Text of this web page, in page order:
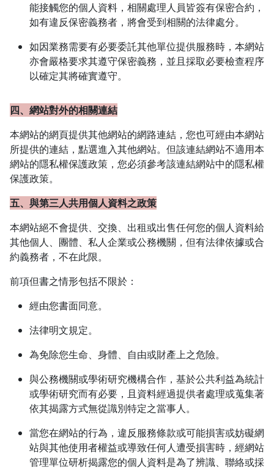
能接觸您的個人資料，相關處理人員皆簽有保密合約，
如有違反保密義務者，將會受到相關的法律處分。
如因業務需要有必要委託其他單位提供服務時，本網站
亦會嚴格要求其遵守保密義務，並且採取必要檢查程序
以確定其將確實遵守。
四、網站對外的相關連結
本網站的網頁提供其他網站的網路連結，您也可經由本網站
所提供的連結，點選進入其他網站。但該連結網站不適用本
網站的隱私權保護政策，您必須參考該連結網站中的隱私權
保護政策。
五、與第三人共用個人資料之政策
本網站絕不會提供、交換、出租或出售任何您的個人資料給
其他個人、團體、私人企業或公務機關，但有法律依據或合
約義務者，不在此限。
前項但書之情形包括不限於：
經由您書面同意。
法律明文規定。
為免除您生命、身體、自由或財產上之危險。
與公務機關或學術研究機構合作，基於公共利益為統計
或學術研究而有必要，且資料經過提供者處理或蒐集著
依其揭露方式無從識別特定之當事人。
當您在網站的行為，違反服務條款或可能損害或妨礙網
站與其他使用者權益或導致任何人遭受損害時，經網站
管理單位研析揭露您的個人資料是為了辨識、聯絡或採